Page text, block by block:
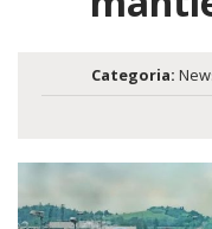
Categoria: